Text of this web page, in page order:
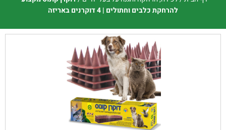
להרחקת כלבים וחתולים | 4 דוקרנים באריזה